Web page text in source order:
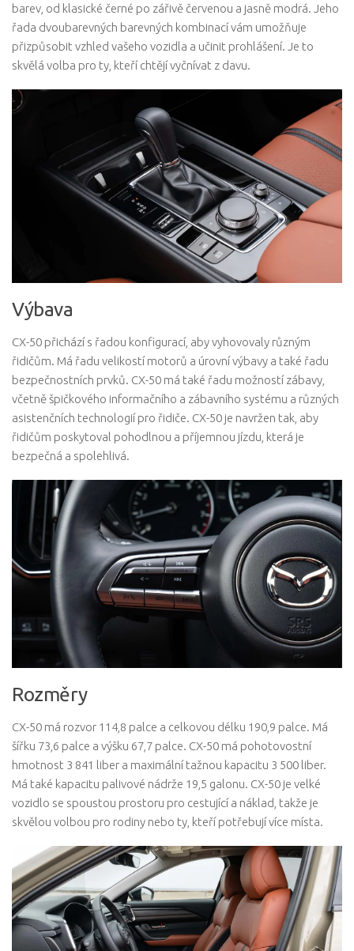
barev, od klasické černé po zářivě červenou a jasně modrá. Jeho
řada dvoubarevných barevných kombinací vám umožňuje
přizpůsobit vzhled vašeho vozidla a učinit prohlášení. Je to
skvělá volba pro ty, kteří chtějí vyčnívat z davu.
Výbava
CX-50 přichází s řadou konfigurací, aby vyhovovaly různým
řidičům. Má řadu velikostí motorů a úrovní výbavy a také řadu
bezpečnostních prvků. CX-50 má také řadu možností zábavy,
včetně špičkového informačního a zábavního systému a různých
asistenčních technologií pro řidiče. CX-50 je navržen tak, aby
řidičům poskytoval pohodlnou a příjemnou jízdu, která je
bezpečná a spolehlivá.
Rozměry
CX-50 má rozvor 114,8 palce a celkovou délku 190,9 palce. Má
šířku 73,6 palce a výšku 67,7 palce. CX-50 má pohotovostní
hmotnost 3 841 liber a maximální tažnou kapacitu 3 500 liber.
Má také kapacitu palivové nádrže 19,5 galonu. CX-50 je velké
vozidlo se spoustou prostoru pro cestující a náklad, takže je
skvělou volbou pro rodiny nebo ty, kteří potřebují více místa.